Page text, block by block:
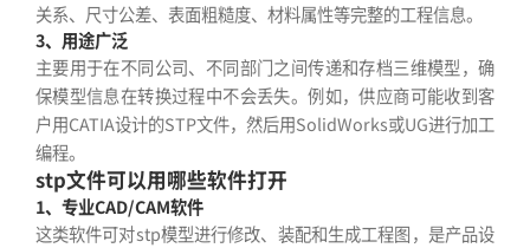
关系、尺寸公差、表面粗糙度、材料属性等完整的工程信息。
3、用途广泛
主要用于在不同公司、不同部门之间传递和存档三维模型，确
保模型信息在转换过程中不会丢失。例如，供应商可能收到客
户用CATIA设计的STP文件，然后用SolidWorks或UG进行加工
编程。
stp文件可以用哪些软件打开
1、专业CAD/CAM软件
这类软件可对stp模型进行修改、装配和生成工程图，是产品设